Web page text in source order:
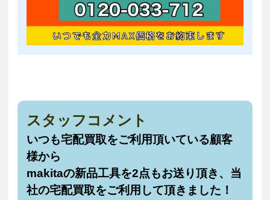
スタッフコメント
いつも宅配買取をご利用頂いている顧客
様から
makitaの新品工具を2点もお送り頂き、当
社の宅配買取をご利用して頂きました！